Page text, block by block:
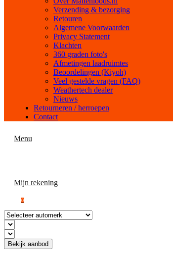
Verzending & bezorging
Retouren
Algemene Voorwaarden
Privacy Statement
Klachten
360 graden foto's
Afmetingen laadruimtes
Beoordelingen (Kiyoh)
Veel gestelde vragen (FAQ)
Weathertech dealer
Nieuws
Retourneren / herroepen
Contact
Menu
Mijn rekening
0
Bekijk aanbod